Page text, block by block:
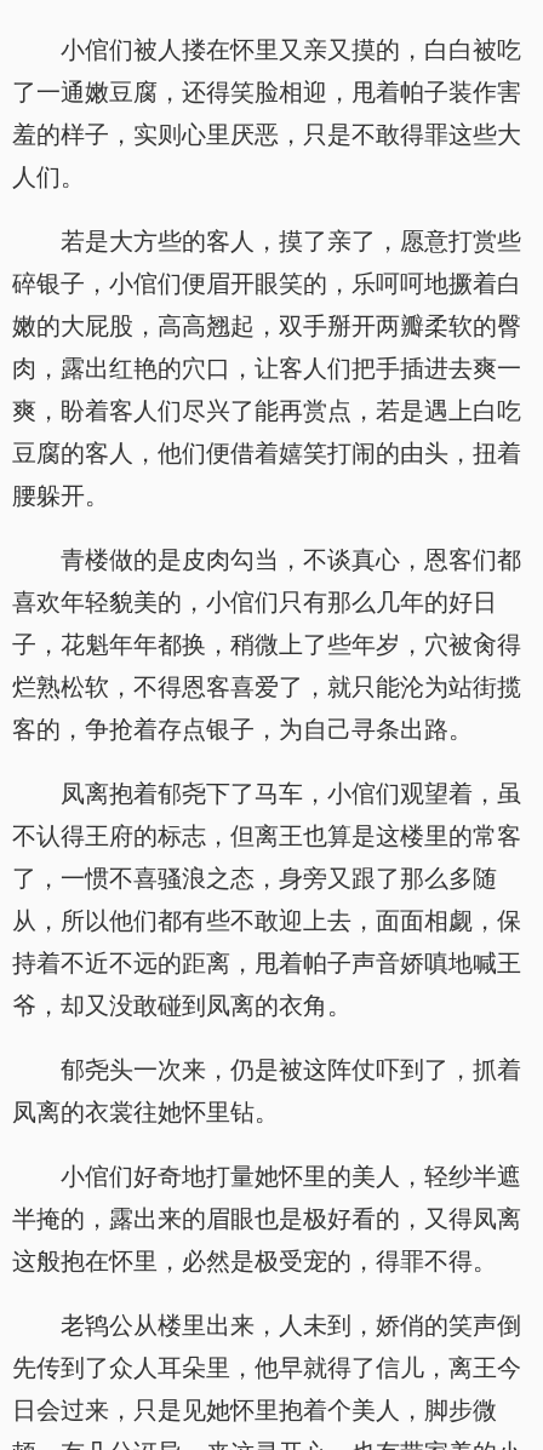
小倌们被人搂在怀里又亲又摸的，白白被吃
了一通嫩豆腐，还得笑脸相迎，甩着帕子装作害
羞的样子，实则心里厌恶，只是不敢得罪这些大
人们。
若是大方些的客人，摸了亲了，愿意打赏些
碎银子，小倌们便眉开眼笑的，乐呵呵地撅着白
嫩的大屁股，高高翘起，双手掰开两瓣柔软的臀
肉，露出红艳的穴口，让客人们把手插进去爽一
爽，盼着客人们尽兴了能再赏点，若是遇上白吃
豆腐的客人，他们便借着嬉笑打闹的由头，扭着
腰躲开。
青楼做的是皮肉勾当，不谈真心，恩客们都
喜欢年轻貌美的，小倌们只有那么几年的好日
子，花魁年年都换，稍微上了些年岁，穴被肏得
烂熟松软，不得恩客喜爱了，就只能沦为站街揽
客的，争抢着存点银子，为自己寻条出路。
凤离抱着郁尧下了马车，小倌们观望着，虽
不认得王府的标志，但离王也算是这楼里的常客
了，一惯不喜骚浪之态，身旁又跟了那么多随
从，所以他们都有些不敢迎上去，面面相觑，保
持着不近不远的距离，甩着帕子声音娇嗔地喊王
爷，却又没敢碰到凤离的衣角。
郁尧头一次来，仍是被这阵仗吓到了，抓着
凤离的衣裳往她怀里钻。
小倌们好奇地打量她怀里的美人，轻纱半遮
半掩的，露出来的眉眼也是极好看的，又得凤离
这般抱在怀里，必然是极受宠的，得罪不得。
老鸨公从楼里出来，人未到，娇俏的笑声倒
先传到了众人耳朵里，他早就得了信儿，离王今
日会过来，只是见她怀里抱着个美人，脚步微